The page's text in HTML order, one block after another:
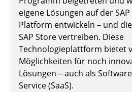
eigene Lösungen auf der
Platform entwickeln – und
SAP Store vertreiben. Diese
Technologieplattform bietet
Möglichkeiten für noch
Lösungen – auch als
Service (SaaS).